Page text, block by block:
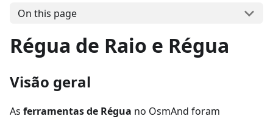
On this page
Régua de Raio e Régua
Visão geral
As ferramentas de Régua no OsmAnd foram